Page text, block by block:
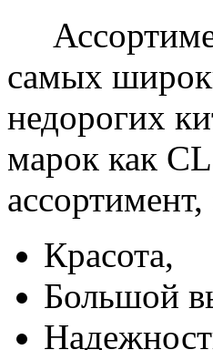
самых
недорогих
марок как
Красота,
Большой